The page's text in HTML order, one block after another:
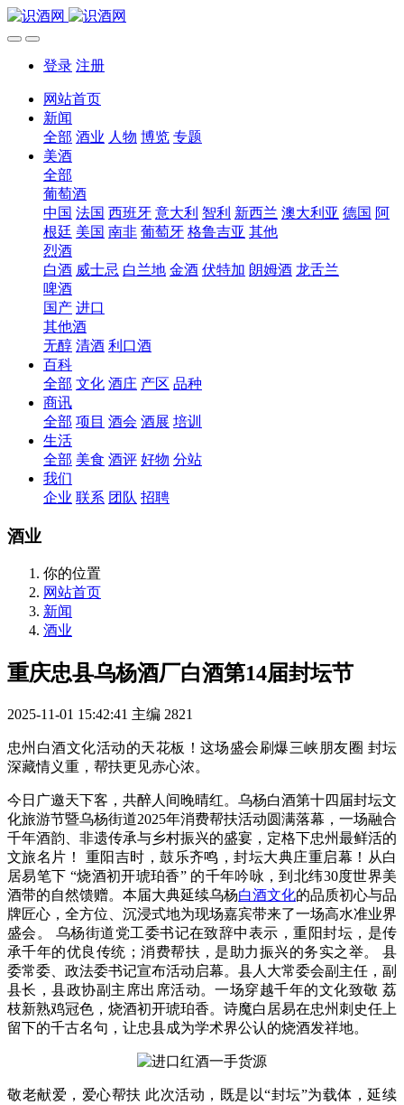
登录 注册
网站首页
新闻
全部 酒业 人物 博览 专题
美酒
全部
葡萄酒
中国 法国 西班牙 意大利 智利 新西兰 澳大利亚 德国 阿
根廷 美国 南非 葡萄牙 格鲁吉亚 其他
烈酒
白酒 威士忌 白兰地 金酒 伏特加 朗姆酒 龙舌兰
啤酒
国产 进口
其他酒
无醇 清酒 利口酒
百科
全部 文化 酒庄 产区 品种
商讯
全部 项目 酒会 酒展 培训
生活
全部 美食 酒评 好物 分站
我们
企业 联系 团队 招聘
酒业
你的位置
网站首页
新闻
酒业
重庆忠县乌杨酒厂白酒第14届封坛节
2025-11-01 15:42:41 主编 2821
忠州白酒文化活动的天花板！这场盛会刷爆三峡朋友圈 封坛
深藏情义重，帮扶更见赤心浓。
今日广邀天下客，共醉人间晚晴红。乌杨白酒第十四届封坛文
化旅游节暨乌杨街道2025年消费帮扶活动圆满落幕，一场融合
千年酒韵、非遗传承与乡村振兴的盛宴，定格下忠州最鲜活的
文旅名片！ 重阳吉时，鼓乐齐鸣，封坛大典庄重启幕！从白
居易笔下 “烧酒初开琥珀香” 的千年吟咏，到北纬30度世界美
酒带的自然馈赠。本届大典延续乌杨白酒文化的品质初心与品
牌匠心，全方位、沉浸式地为现场嘉宾带来了一场高水准业界
盛会。 乌杨街道党工委书记在致辞中表示，重阳封坛，是传
承千年的优良传统；消费帮扶，是助力振兴的务实之举。 县
委常委、政法委书记宣布活动启幕。县人大常委会副主任，副
县长，县政协副主席出席活动。一场穿越千年的文化致敬 荔
枝新熟鸡冠色，烧酒初开琥珀香。诗魔白居易在忠州刺史任上
留下的千古名句，让忠县成为学术界公认的烧酒发祥地。
敬老献爱，爱心帮扶 此次活动，既是以“封坛”为载体，延续